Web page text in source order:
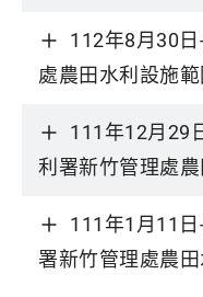
112年8月30
處農田水利設施範
111年12月29
利署新竹管理處
111年1月11
署新竹管理處農